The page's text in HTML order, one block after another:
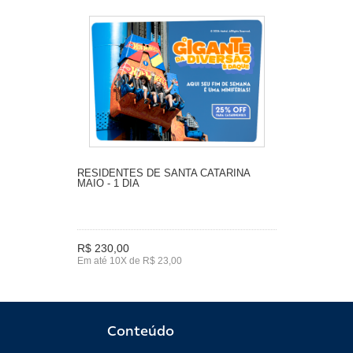
RESIDENTES DE SANTA CATARINA
MAIO - 1 DIA
R$ 230,00
Em até 10X de R$ 23,00
Conteúdo